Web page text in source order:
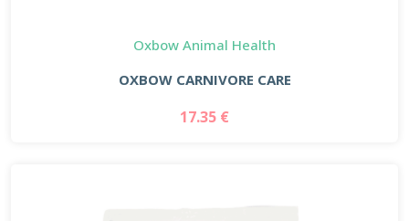
Oxbow Animal Health
OXBOW CARNIVORE CARE
17.35 €